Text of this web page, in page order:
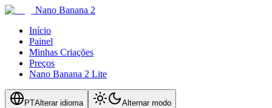
Nano Banana 2
Início
Painel
Minhas Criações
Preços
Nano Banana 2 Lite
PTAlterar idioma Alternar modo